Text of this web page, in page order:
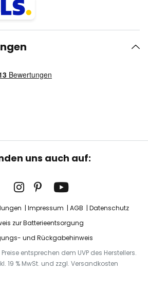
uns auch auf:
Impressum AGB
Datenschutz
zur Batterieentsorgung
und Rückgabehinweis
entsprechen dem UVP des Herstellers.
19 % MwSt. und zzgl. Versandkosten